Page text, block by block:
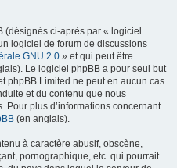
(désignés ci-après par « logiciel
logiciel de forum de discussions
GNU 2.0 » et qui peut être
Le logiciel phpBB a pour seul but
phpBB Limited ne peut en aucun cas
et du contenu que nous
Pour plus d’informations concernant
(en anglais).
à caractère abusif, obscène,
pornographique, etc. qui pourrait